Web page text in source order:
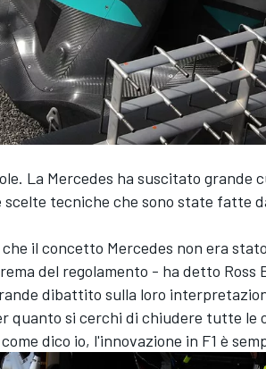
La Mercedes ha suscitato grande
tecniche che sono state fatte
il concetto Mercedes non era
del regolamento - ha detto Ross
dibattito sulla loro
quanto si cerchi di chiudere tutte le
dico io, l'innovazione in F1 è